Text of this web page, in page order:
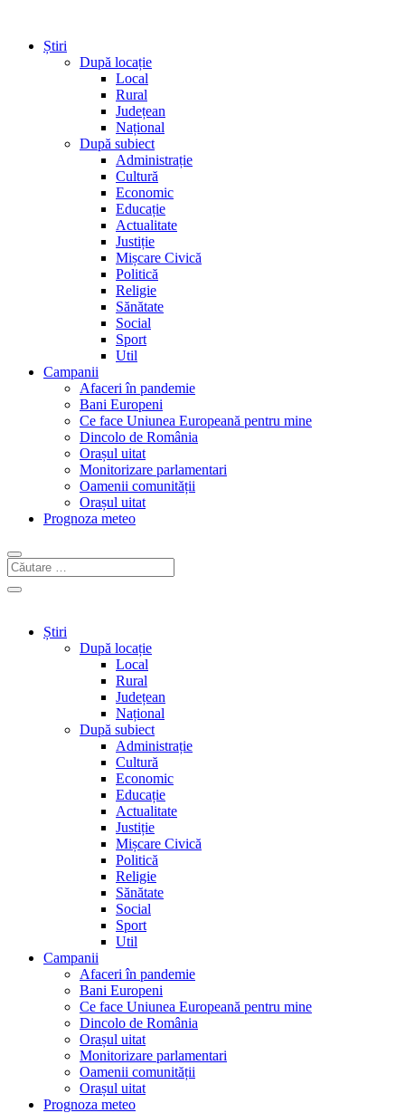
Știri
După locație
Local
Rural
Județean
Național
După subiect
Administrație
Cultură
Economic
Educație
Actualitate
Justiție
Mișcare Civică
Politică
Religie
Sănătate
Social
Sport
Util
Campanii
Afaceri în pandemie
Bani Europeni
Ce face Uniunea Europeană pentru mine
Dincolo de România
Orașul uitat
Monitorizare parlamentari
Oamenii comunității
Orașul uitat
Prognoza meteo
Știri
După locație
Local
Rural
Județean
Național
După subiect
Administrație
Cultură
Economic
Educație
Actualitate
Justiție
Mișcare Civică
Politică
Religie
Sănătate
Social
Sport
Util
Campanii
Afaceri în pandemie
Bani Europeni
Ce face Uniunea Europeană pentru mine
Dincolo de România
Orașul uitat
Monitorizare parlamentari
Oamenii comunității
Orașul uitat
Prognoza meteo